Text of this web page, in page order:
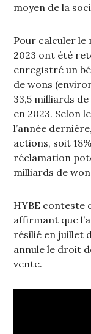
moyen de la
Pour calculer le
2023 ont été
enregistré un
de wons
33,5 milliards
en 2023. Selon
l’année
actions, soit
réclamation
milliards de
HYBE conteste
affirmant que
résilié en juillet
annule le droit
vente.